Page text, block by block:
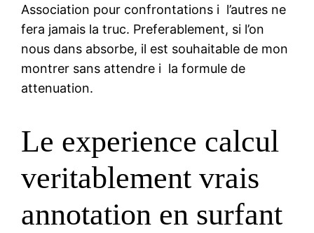
Association pour confrontations i l’autres ne
fera jamais la truc. Preferablement, si l’on
nous dans absorbe, il est souhaitable de mon
montrer sans attendre i la formule de
attenuation.
Le experience calcul
veritablement vrais
annotation en surfant